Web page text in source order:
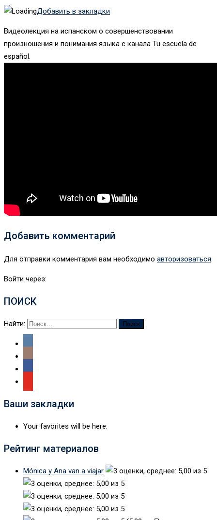
Добавить в закладки
Видеолекция на испанском о совершенствовании
произношения и понимания языка с канала Tu escuela de
español.
Добавить комментарий
Для отправки комментария вам необходимо авторизоваться
Войти через:
ПОИСК
Найти:
Ваши закладки
Your favorites will be here.
Рейтинг материалов
Mónica y Ana van a viajar